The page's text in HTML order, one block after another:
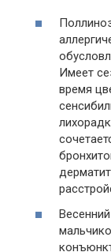
Имеет
время